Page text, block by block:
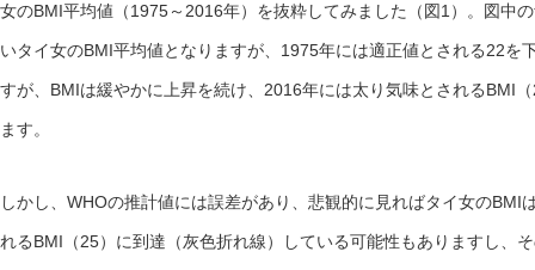
女のBMI平均値（1975～2016年）を抜粋してみました（図1）。図中
いタイ女のBMI平均値となりますが、1975年には適正値とされる22を
すが、BMIは緩やかに上昇を続け、2016年には太り気味とされるBMI
ます。
しかし、WHOの推計値には誤差があり、悲観的に見ればタイ女のBMI
れるBMI（25）に到達（灰色折れ線）している可能性もありますし、